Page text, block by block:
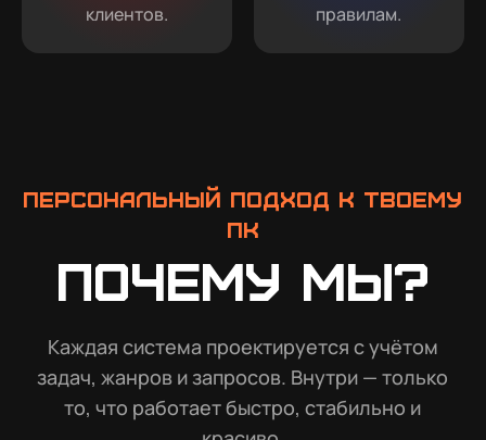
клиентов. правилам.
Персональный подход к твоему
ПК
Почему мы?
Каждая система проектируется с учётом
задач, жанров и запросов. Внутри — только
то, что работает быстро, стабильно и